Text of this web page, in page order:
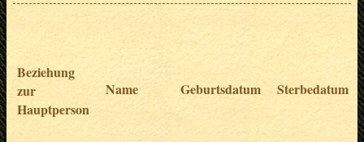
Beziehung
zur
Hauptperson
Name Geburtsdatum Sterbedatum